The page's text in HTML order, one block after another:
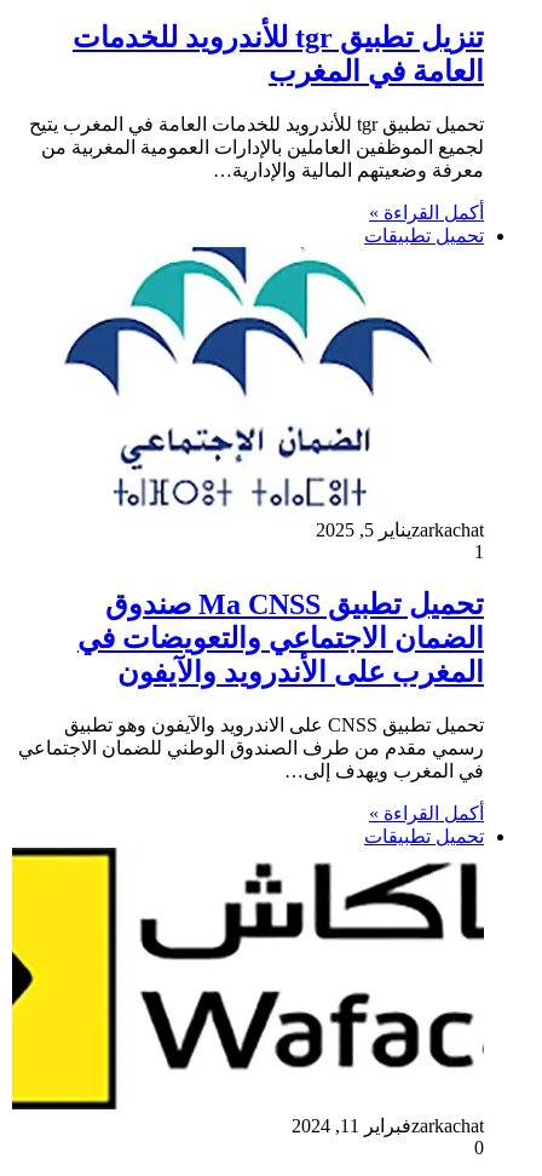
تنزيل تطبيق tgr للأندرويد للخدمات
العامة في المغرب
تحميل تطبيق tgr للأندرويد للخدمات العامة في المغرب يتيح
لجميع الموظفين العاملين بالإدارات العمومية المغربية من
معرفة وضعيتهم المالية والإدارية…
أكمل القراءة »
تحميل تطبيقات
zarkachatيناير 5, 2025
1
تحميل تطبيق Ma CNSS صندوق
الضمان الاجتماعي والتعويضات في
المغرب على الأندرويد والآيفون
تحميل تطبيق CNSS على الاندرويد والآيفون وهو تطبيق
رسمي مقدم من طرف الصندوق الوطني للضمان الاجتماعي
في المغرب ويهدف إلى…
أكمل القراءة »
تحميل تطبيقات
zarkachatفبراير 11, 2024
0